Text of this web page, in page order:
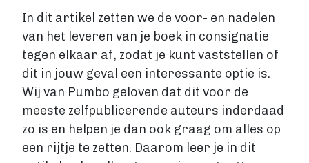
Zakelijk boek
Coachingboek
Marketingboek
LIFESTYLE
Biografie
Dagboek
Gezondheidsboek
In dit artikel zetten we de voor- en nadelen
van het leveren van je boek in consignatie
tegen elkaar af, zodat je kunt vaststellen of
dit in jouw geval een interessante optie is.
Wij van Pumbo geloven dat dit voor de
meeste zelfpublicerende auteurs inderdaad
zo is en helpen je dan ook graag om alles op
een rijtje te zetten. Daarom leer je in dit